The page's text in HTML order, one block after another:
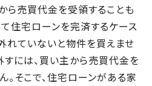
ら売買代金を受領することも
住宅ローンを完済するケース
れていないと物件を買えませ
には、買い主から売買代金を
そこで、住宅ローンがある家